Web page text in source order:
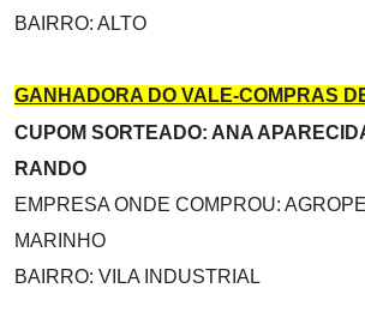
BAIRRO: ALTO
GANHADORA DO VALE-COMPRAS
CUPOM SORTEADO: ANA
RANDO
EMPRESA ONDE COMPROU:
MARINHO
BAIRRO: VILA INDUSTRIAL